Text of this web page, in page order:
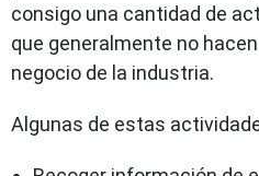
consigo una cantidad de
que generalmente no
negocio de la industria.
Algunas de estas